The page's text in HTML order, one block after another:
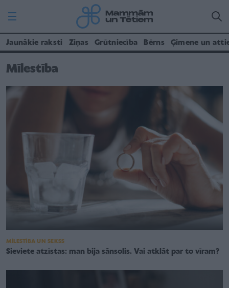
Jaunākie raksti Ziņas Grūtniecība Bērns Ģimene un
Mīlestība
MĪLESTĪBA UN SEKSS
Sieviete atzīstas: man bija sānsolis. Vai atklāt par to vīram?